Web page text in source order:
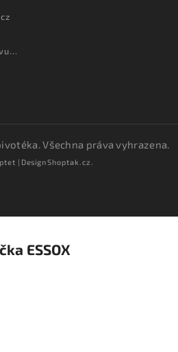
. Všechna práva vyhrazena.
| DesignShoptak.cz.
ESSOX